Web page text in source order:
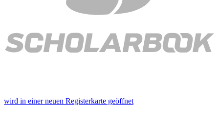
wird in einer neuen Registerkarte geöffnet